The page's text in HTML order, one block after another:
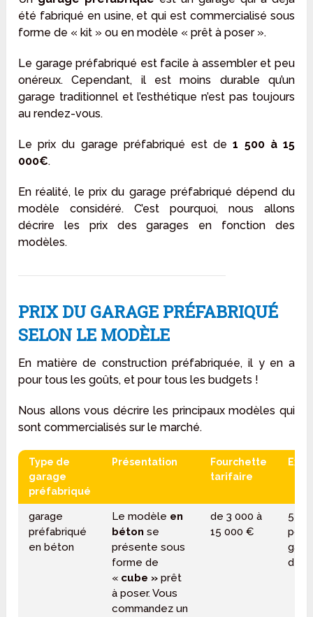
été fabriqué en usine, et qui est commercialisé sous
forme de « kit » ou en modèle « prêt à poser ».
Le garage préfabriqué est facile à assembler et peu
onéreux. Cependant, il est moins durable qu’un
garage traditionnel et l’esthétique n’est pas toujours
au rendez-vous.
Le prix du garage préfabriqué est de1 500 à 15
000€.
En réalité, le prix du garage préfabriqué dépend du
modèle considéré. C’est pourquoi, nous allons
décrire les prix des garages en fonction des
modèles.
PRIX DU GARAGE PRÉFABRIQUÉ
SELON LE MODÈLE
En matière de construction préfabriquée, il y en a
pour tous les goûts, et pour tous les budgets !
Nous allons vous décrire les principaux modèles qui
sont commercialisés sur le marché.
Type de
garage
préfabriqué
Présentation
Fourchette
tarifaire
garage
préfabriqué
en béton
Le modèle en
béton se
présente sous
forme de
« cube » prêt
à poser. Vous
commandez un
de 3 000 à
15 000 €
5
pour
de